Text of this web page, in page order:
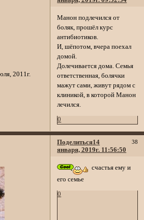
2011г.
Манон подлечился от
боляк, прошёл курс
антибиотиков.
И, шёпотом, вчера поехал
домой.
Долечивается дома. Семья
ответственная, болячки
мажут сами, живут рядом с
клиникой, в которой Манон
лечился.
0
Поделиться 38
14
января, 2019г. 11:56:50
счастья ему и
его семье
0